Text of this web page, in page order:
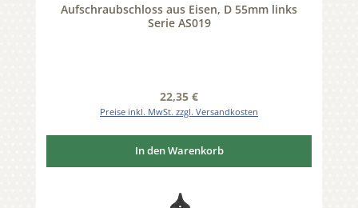
Aufschraubschloss aus Eisen, D 55mm links
Serie AS019
Regulärer Preis:
22,35 €
Preise inkl. MwSt. zzgl. Versandkosten
In den Warenkorb